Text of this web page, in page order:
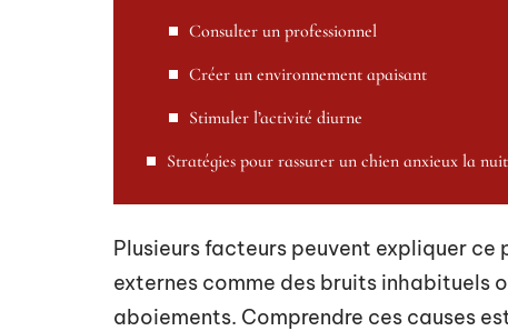
Consulter un professionnel
Créer un environnement apaisant
Stimuler l’activité diurne
Stratégies pour rassurer un chien anxieux la nuit
Plusieurs facteurs peuvent expliquer ce
externes comme des bruits inhabituels
aboiements. Comprendre ces causes